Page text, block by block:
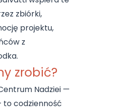
zbiórki,
projektu,
z
zrobić?
Nadziei —
codzienność